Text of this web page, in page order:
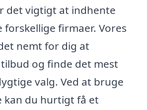
det vigtigt at indhente
firmaer. Vores
nemt for dig at
og finde det mest
valg. Ved at bruge
kan du hurtigt få et